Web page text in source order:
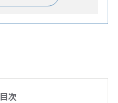
目次